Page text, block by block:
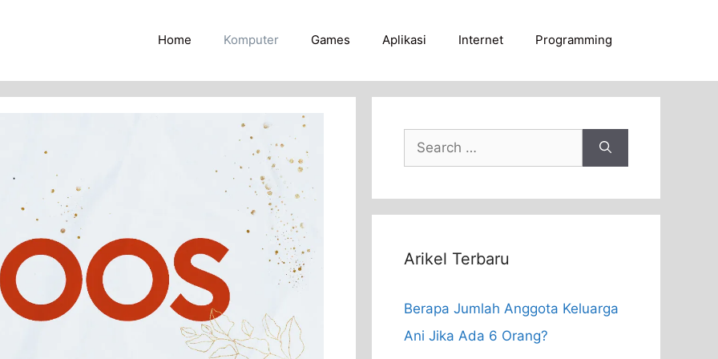
Home Komputer Games Aplikasi Internet Programming
Search
for:
Arikel Terbaru
Berapa Jumlah Anggota Keluarga
Ani Jika Ada 6 Orang?